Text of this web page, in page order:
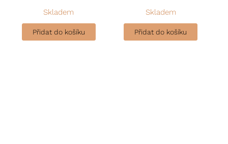
Skladem
Přidat do košíku
Skladem
Přidat do košíku